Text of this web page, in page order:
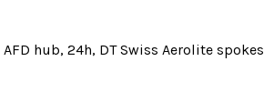
hub, 24h, DT Swiss Aerolite spokes